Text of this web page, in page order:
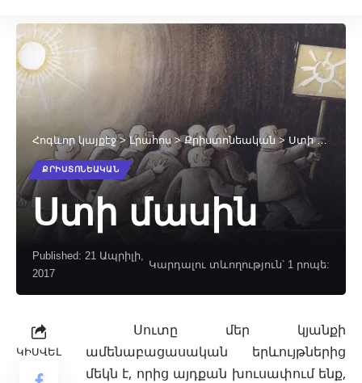
Հոգևոր կայքէջ>Լրահոս>Քրիստոնեական> Ստի մասին
ՔՐԻՍՏՈՆԵԱԿԱՆ
Ստի մասին
Published: 21 Ապրիլի,
2017
Կարդալու տևողություն՝ 1 րոպե:
ԿԻՍՎԵԼ
Սուտը մեր կյանքի
ամենաբացասական երևույթներից
մեկն է, որից այդքան խուսափում ենք,